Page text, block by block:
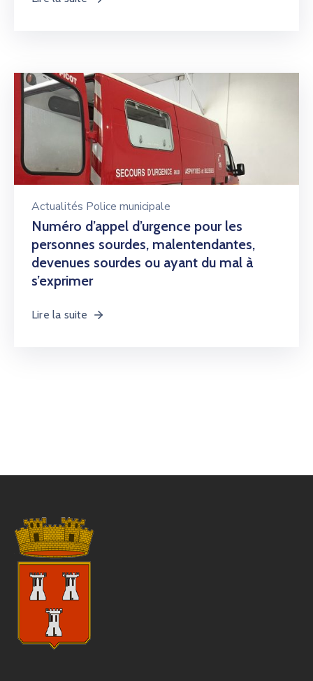
Actualités Police municipale
Numéro d’appel d’urgence pour les
personnes sourdes, malentendantes,
devenues sourdes ou ayant du mal à
s’exprimer
Lire la suite